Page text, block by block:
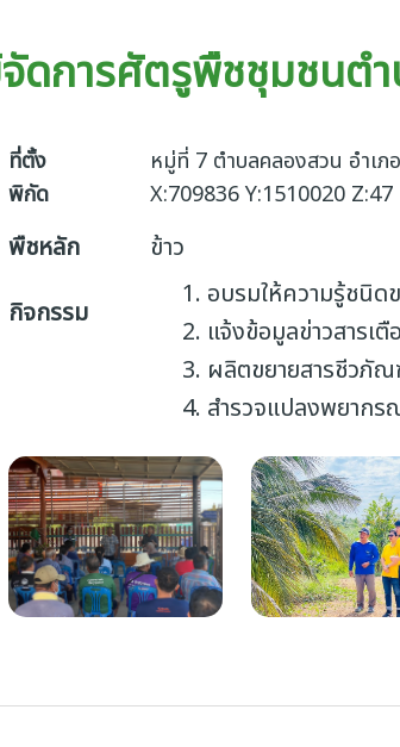
ดการศัตรูพืชชุมชนต
ที่ตั้ง
พิกัด
พืชหลัก
กิจกรรม
หมู่ที่ 7 ตำบลคลองสวน อำเ
X:709836 Y:1510020 Z:47
ข้าว
อบรมให้ความรู้ชนิ
แจ้งข้อมูลข่าวสารเ
ผลิตขยายสารชีวภั
สำรวจแปลงพยาก